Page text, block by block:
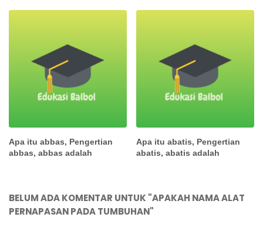
Apa itu abbas, Pengertian
abbas, abbas adalah
Apa itu abatis, Pengertian
abatis, abatis adalah
BELUM ADA KOMENTAR UNTUK "APAKAH NAMA ALAT
PERNAPASAN PADA TUMBUHAN"